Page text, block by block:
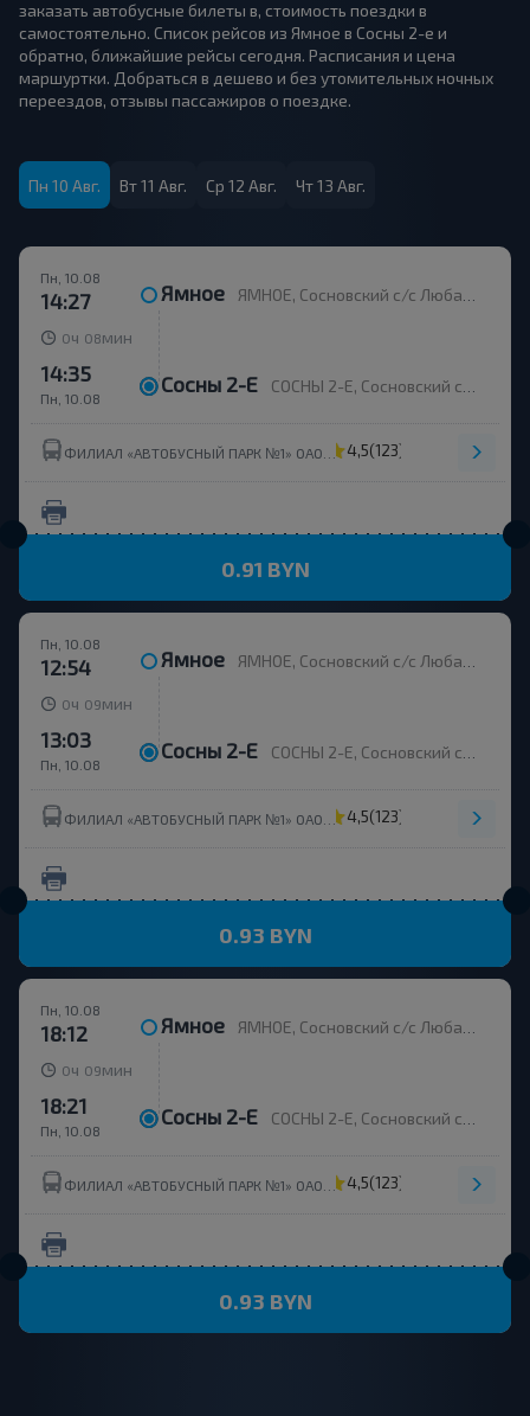
заказать автобусные билеты в, стоимость поездки в
самостоятельно. Список рейсов из Ямное в Сосны 2-е и
обратно, ближайшие рейсы сегодня. Расписания и цена
маршуртки. Добраться в дешево и без утомительных ночных
переездов, отзывы пассажиров о поездке.
Пн 10 Авг. Вт 11 Авг. Ср 12 Авг. Чт 13 Авг.
Пн, 10.08
14:27 Ямное ЯМНОЕ, Сосновский с/с Любанский р-н МИНСКАЯ ОБЛ. Беларусь
0ч 08 мин
Пн, 10.08
14:35 Сосны 2-Е СОСНЫ 2-Е, Сосновский с/с Любанский р-н МИНСКАЯ ОБЛ. Беларусь
4,5(123)
0.91 BYN
Пн, 10.08
12:54 Ямное ЯМНОЕ, Сосновский с/с Любанский р-н МИНСКАЯ ОБЛ. Беларусь
0ч 09 мин
Пн, 10.08
13:03 Сосны 2-Е СОСНЫ 2-Е, Сосновский с/с Любанский р-н МИНСКАЯ ОБЛ. Беларусь
4,5(123)
0.93 BYN
Пн, 10.08
18:12 Ямное ЯМНОЕ, Сосновский с/с Любанский р-н МИНСКАЯ ОБЛ. Беларусь
0ч 09 мин
Пн, 10.08
18:21 Сосны 2-Е СОСНЫ 2-Е, Сосновский с/с Любанский р-н МИНСКАЯ ОБЛ. Беларусь
4,5(123)
0.93 BYN